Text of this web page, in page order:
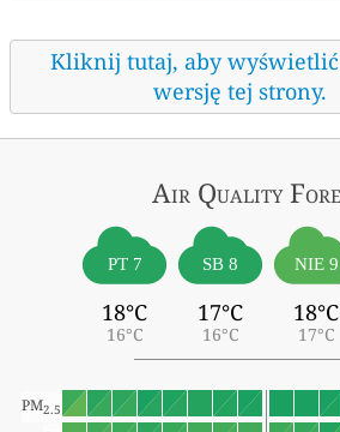
Kliknij tutaj, aby
wersję tej strony.
Air Quality
PT 7
18°C
16°C
SB 8
17°C
16°C
NIE 9
18°C
17°C
PM2.5